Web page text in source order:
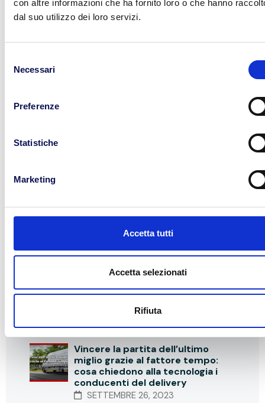
con altre informazioni che ha fornito loro o che hanno
dal suo utilizzo dei loro servizi.
delNecessari
Preferenze
Statistiche
Marketing
Accetta tutti
Accetta selezionati
Rifiuta
a far compiere passi in avanti al nostro paese.”
Categorie
Trasporto
Notizie recenti
Un riconoscimento che ci rende
SETTEMBRE 27, 2023
Vincere la partita dell’ultimo
miglio grazie al fattore tempo:
cosa chiedono alla tecnologia i
conducenti del delivery
SETTEMBRE 26, 2023